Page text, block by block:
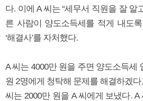
다. 이에 A 씨는 “세무서 직원을 잘 알
른 사람이 양도소득세를 적게 내도
‘해결사’를 자처했다.
A 씨는 4000만 원을 주면 양도소득세
원 2명에게 청탁해 문제를 해결하겠
씨는 2000만 원을 A 씨에게 보냈다.